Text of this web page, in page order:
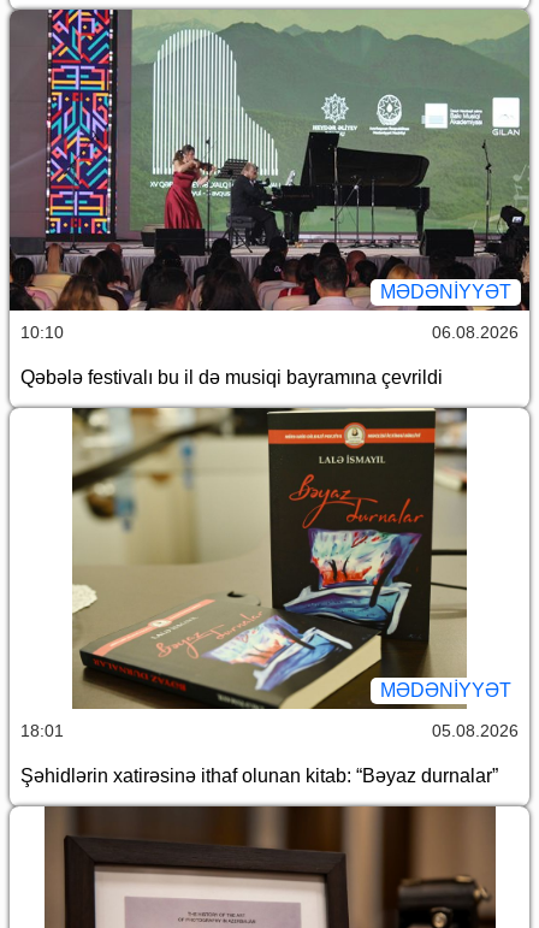
MƏDƏNIYYƏT
10:10 06.08.2026
Qəbələ festivalı bu il də musiqi bayramına çevrildi
MƏDƏNIYYƏT
18:01 05.08.2026
Şəhidlərin xatirəsinə ithaf olunan kitab: “Bəyaz durnalar”